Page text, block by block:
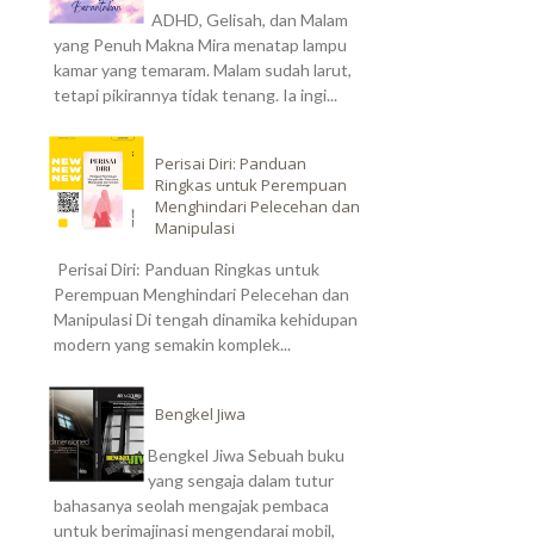
ADHD, Gelisah, dan Malam
yang Penuh Makna Mira menatap lampu
kamar yang temaram. Malam sudah larut,
tetapi pikirannya tidak tenang. Ia ingi...
Perisai Diri: Panduan
Ringkas untuk Perempuan
Menghindari Pelecehan dan
Manipulasi
Perisai Diri: Panduan Ringkas untuk
Perempuan Menghindari Pelecehan dan
Manipulasi Di tengah dinamika kehidupan
modern yang semakin komplek...
Bengkel Jiwa
Bengkel Jiwa Sebuah buku
yang sengaja dalam tutur
bahasanya seolah mengajak pembaca
untuk berimajinasi mengendarai mobil,